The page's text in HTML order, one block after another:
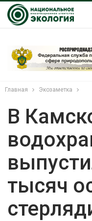
Главная Экозаметка
В
тысяч